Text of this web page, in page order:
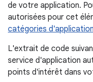
de votre application.
autorisées pour cet
catégories
L'extrait de code
service d'application
points d'intérêt dans